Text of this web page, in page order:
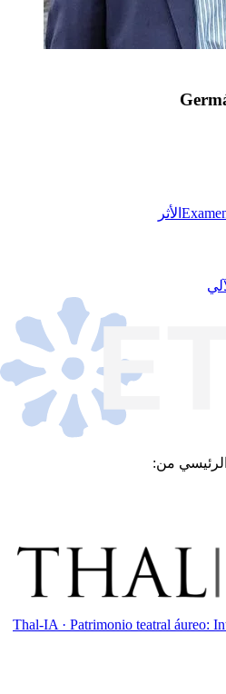
الأثر
من:
Thal-IA · Patrimonio teatral áureo: